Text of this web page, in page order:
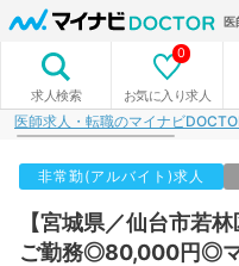
医
求人検索 お気に入り求人
0
医師求人・転職のマイナビ
非常勤(アルバイト)求人
【宮城県／仙台市若
ご勤務◎80,000円◎マ